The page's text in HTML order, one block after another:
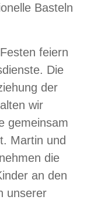
Basteln
feiern
Die
der
wir
gemeinsam
Martin und
die
an den
unserer